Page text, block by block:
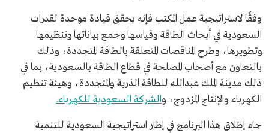
وفقًا لاستراتيجية عمل المكتب فإنه يحقق قيادة موحدة لقدرات
السعودية في أبحاث الطاقة وقياسها وجمع بياناتها وتنظيمها
وتطويرها، وطرح المناقصات المتعلقة بالطاقة المتجددة، وذلك
بالتعاون مع أصحاب المصلحة في قطاع الطاقة بالسعودية، بما في
ذلك مدينة الملك عبدالله للطاقة الذرية والمتجددة، وهيئة تنظيم
الكهرباء والإنتاج المزدوج، والشركة السعودية للكهرباء.
جاء إطلاق هذا البرنامج في إطار استراتيجية السعودية للتنمية